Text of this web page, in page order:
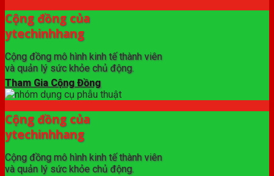
Cộng đồng của
ytechinhhang
Cộng đồng mô hình kinh tế thành viên
và quản lý sức khỏe chủ động.
Tham Gia Cộng Đồng
Cộng đồng của
ytechinhhang
Cộng đồng mô hình kinh tế thành viên
và quản lý sức khỏe chủ động.